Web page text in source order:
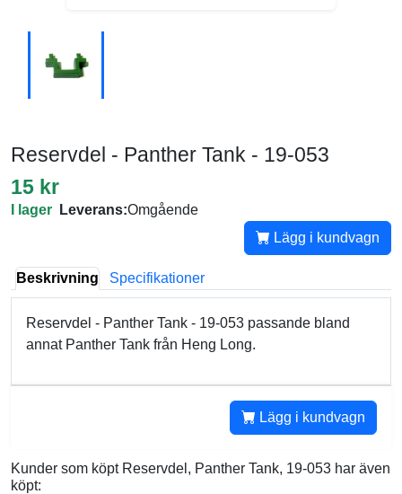
Reservdel - Panther Tank - 19-053
15 kr
I lager Leverans:Omgående
Lägg i kundvagn
Beskrivning Specifikationer
Reservdel - Panther Tank - 19-053 passande bland
annat Panther Tank från Heng Long.
Lägg i kundvagn
Kunder som köpt Reservdel, Panther Tank, 19-053 har även
köpt: